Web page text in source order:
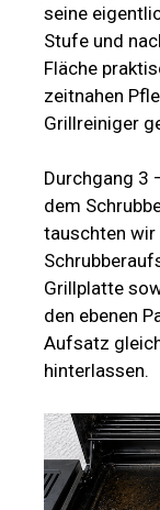
seine
Stufe und
Fläche
zeitnahen
Grillreiniger
Durchgang 3
dem
tauschten wir
Grillplatte
den ebenen
Aufsatz
hinterlassen.